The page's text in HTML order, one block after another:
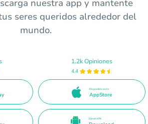
nuestra app y mantente
seres queridos alrededor del
mundo.
1.2k Opiniones
4.4
Disponible en la
AppStore
Direct APK